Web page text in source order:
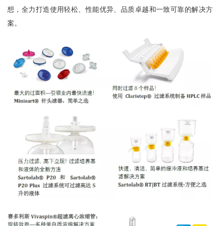
想，全力打造使用轻松、性能优异、品质卓越和一致可靠的解决方
案。